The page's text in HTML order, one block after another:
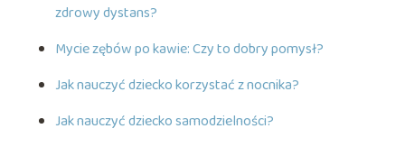
zdrowy dystans?
Mycie zębów po kawie: Czy to dobry pomysł?
Jak nauczyć dziecko korzystać z nocnika?
Jak nauczyć dziecko samodzielności?